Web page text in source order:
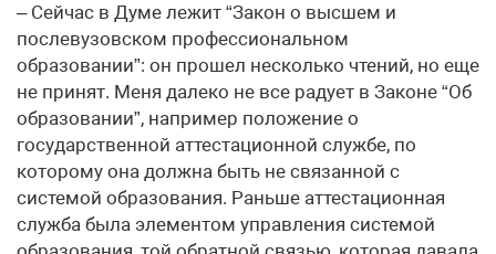
– Сейчас в Думе лежит “Закон о высшем и
послевузовском профессиональном
образовании”: он прошел несколько чтений, но еще
не принят. Меня далеко не все радует в Законе “Об
образовании”, например положение о
государственной аттестационной службе, по
которому она должна быть не связанной с
системой образования. Раньше аттестационная
служба была элементом управления системой